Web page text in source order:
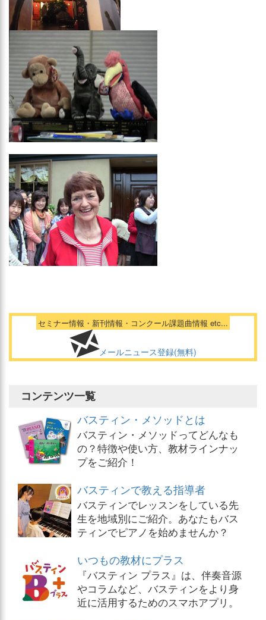
セミナー情報・新刊情報・コンクール課題曲情報 etc...
メールニュース登録(無料)
コンテンツ一覧
バスティン・メソッドとは
バスティン・メソッドってどんなも
の？特徴や使い方、教材ラインナッ
プをご紹介！
バスティンで教える指導者
バスティンでレッスンをしている先
生を地域別にご紹介。あなたもバス
ティンでピアノを始めませんか？
いつもの教材にプラス
『バスティン プラス』は、伴奏音源
やコラムなど、バスティンをより身
近に活用するためのスマホアプリ。